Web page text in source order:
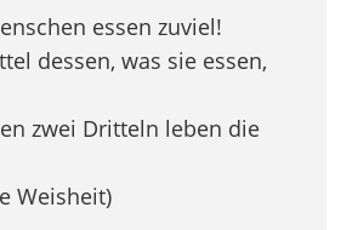
essen zuviel!
dessen, was sie essen,
zwei Dritteln leben die
Weisheit)